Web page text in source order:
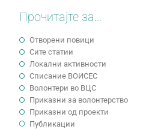
Прочитајте за...
Отворени повици
Сите статии
Локални активности
Cписание ВОИСЕС
Волонтери во ВЦС
Приказни за волонтерство
Приказни од проекти
Публикации